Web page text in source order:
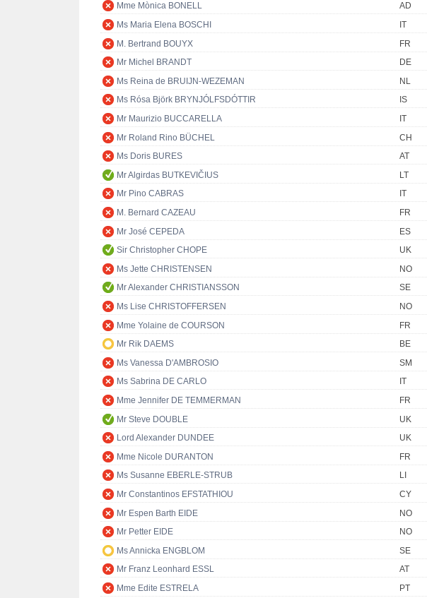
Mme Mònica BONELL
AD
Ms Maria Elena BOSCHI
IT
M. Bertrand BOUYX
FR
Mr Michel BRANDT
DE
Ms Reina de BRUIJN-WEZEMAN
NL
Ms Rósa Björk BRYNJÓLFSDÓTTIR
IS
Mr Maurizio BUCCARELLA
IT
Mr Roland Rino BÜCHEL
CH
Ms Doris BURES
AT
Mr Algirdas BUTKEVIČIUS
LT
Mr Pino CABRAS
IT
M. Bernard CAZEAU
FR
Mr José CEPEDA
ES
Sir Christopher CHOPE
UK
Ms Jette CHRISTENSEN
NO
Mr Alexander CHRISTIANSSON
SE
Ms Lise CHRISTOFFERSEN
NO
Mme Yolaine de COURSON
FR
Mr Rik DAEMS
BE
Ms Vanessa D'AMBROSIO
SM
Ms Sabrina DE CARLO
IT
Mme Jennifer DE TEMMERMAN
FR
Mr Steve DOUBLE
UK
Lord Alexander DUNDEE
UK
Mme Nicole DURANTON
FR
Ms Susanne EBERLE-STRUB
LI
Mr Constantinos EFSTATHIOU
CY
Mr Espen Barth EIDE
NO
Mr Petter EIDE
NO
Ms Annicka ENGBLOM
SE
Mr Franz Leonhard ESSL
AT
Mme Edite ESTRELA
PT